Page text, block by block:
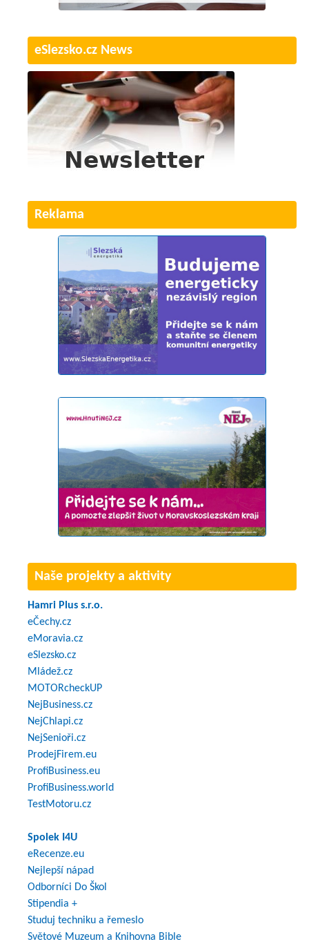
eSlezsko.cz News
Reklama
Naše projekty a aktivity
Hamri Plus s.r.o.
eČechy.cz
eMoravia.cz
eSlezsko.cz
Mládež.cz
MOTORcheckUP
NejBusiness.cz
NejChlapi.cz
NejSenioři.cz
ProdejFirem.eu
ProfiBusiness.eu
ProfiBusiness.world
TestMotoru.cz
Spolek I4U
eRecenze.eu
Nejlepší nápad
Odborníci Do Škol
Stipendia +
Studuj techniku a řemeslo
Světové Muzeum a Knihovna Bible